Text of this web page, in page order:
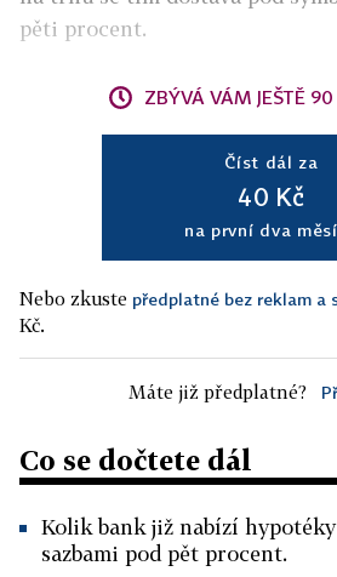
pěti procent.
ZBÝVÁ VÁM JEŠTĚ
Číst dál za
40 Kč
na první dva
Nebo zkuste předplatné bez reklam a
Kč.
Máte již předplatné?
Co se dočtete dál
Kolik bank již nabízí
sazbami pod pět procent.